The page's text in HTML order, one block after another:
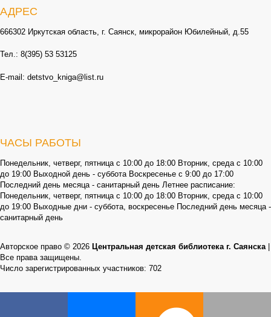
АДРЕС
666302 Иркутская область, г. Саянск, микрорайон Юбилейный, д.55
Тел.: 8(395) 53 53125
E-mail: detstvo_kniga@list.ru
ЧАСЫ РАБОТЫ
Понедельник, четверг, пятница с 10:00 до 18:00 Вторник, среда с 10:00
до 19:00 Выходной день - суббота Воскресенье с 9:00 до 17:00
Последний день месяца - санитарный день Летнее расписание:
Понедельник, четверг, пятница с 10:00 до 18:00 Вторник, среда с 10:00
до 19:00 Выходные дни - суббота, воскресенье Последний день месяца -
санитарный день
Авторское право © 2026 Центральная детская библиотека г. Саянска
Все права защищены.
Число зарегистрированных участников: 702